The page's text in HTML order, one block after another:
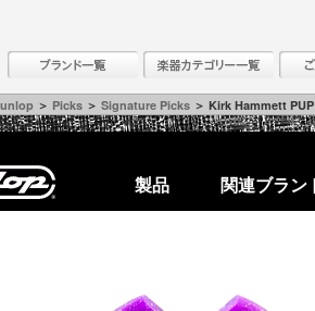
＞ Picks＞ Signature Picks＞ Kirk Hammett
製品 関連ブラン